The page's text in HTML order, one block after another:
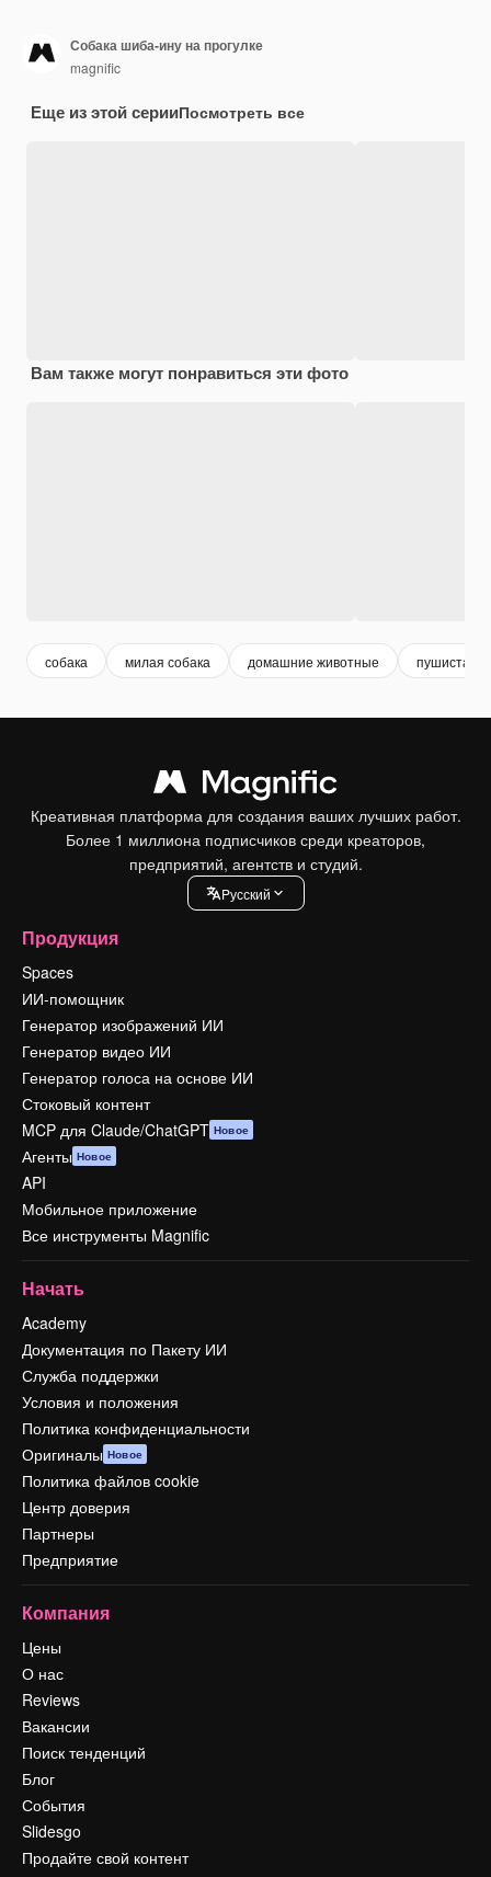
Собака шиба-ину на прогулке
magnific
Еще из этой серииПосмотреть все
Вам также могут понравиться эти фото
собака милая собака домашние животные пушистая
Креативная платформа для создания ваших лучших работ.
Более 1 миллиона подписчиков среди креаторов,
предприятий, агентств и студий.
Pусский
Продукция
Spaces
ИИ-помощник
Генератор изображений ИИ
Генератор видео ИИ
Генератор голоса на основе ИИ
Стоковый контент
MCP для Claude/ChatGPT Новое
Агенты Новое
API
Мобильное приложение
Все инструменты Magnific
Начать
Academy
Документация по Пакету ИИ
Служба поддержки
Условия и положения
Политика конфиденциальности
Оригиналы Новое
Политика файлов cookie
Центр доверия
Партнеры
Предприятие
Компания
Цены
О нас
Reviews
Вакансии
Поиск тенденций
Блог
События
Slidesgo
Продайте свой контент